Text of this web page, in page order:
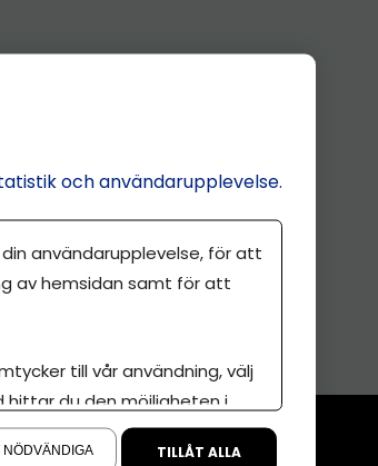
och användarupplevelse.
användarupplevelse, för att
av hemsidan samt för att
till vår användning, välj
hittar du den möjligheten i
NÖDVÄNDIGA TILLÅT ALLA